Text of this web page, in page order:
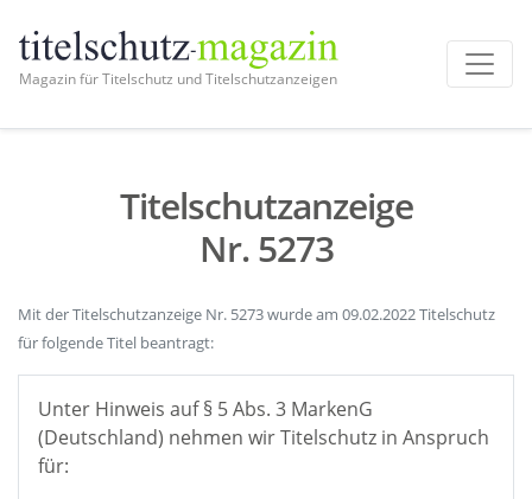
Magazin für Titelschutz und Titelschutzanzeigen
Titelschutzanzeige
Nr. 5273
Mit der Titelschutzanzeige Nr. 5273 wurde am 09.02.2022 Titelschutz
für folgende Titel beantragt:
Unter Hinweis auf § 5 Abs. 3 MarkenG
(Deutschland) nehmen wir Titelschutz in Anspruch
für: